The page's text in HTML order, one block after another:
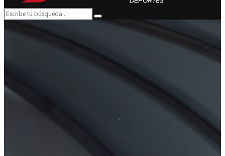
Search
for:
Search